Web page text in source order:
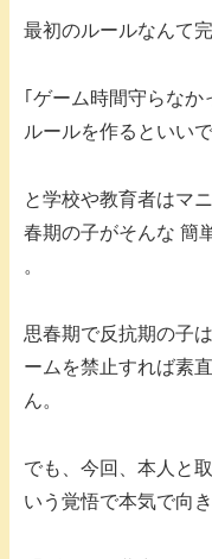
最初のルールなんて
｢ゲーム時間守らな
ルールを作るといい
と学校や教育者はマ
春期の子がそんな 簡
。
思春期で反抗期の子
ームを禁止すれば素
ん。
でも、今回、本人と
いう覚悟で本気で向